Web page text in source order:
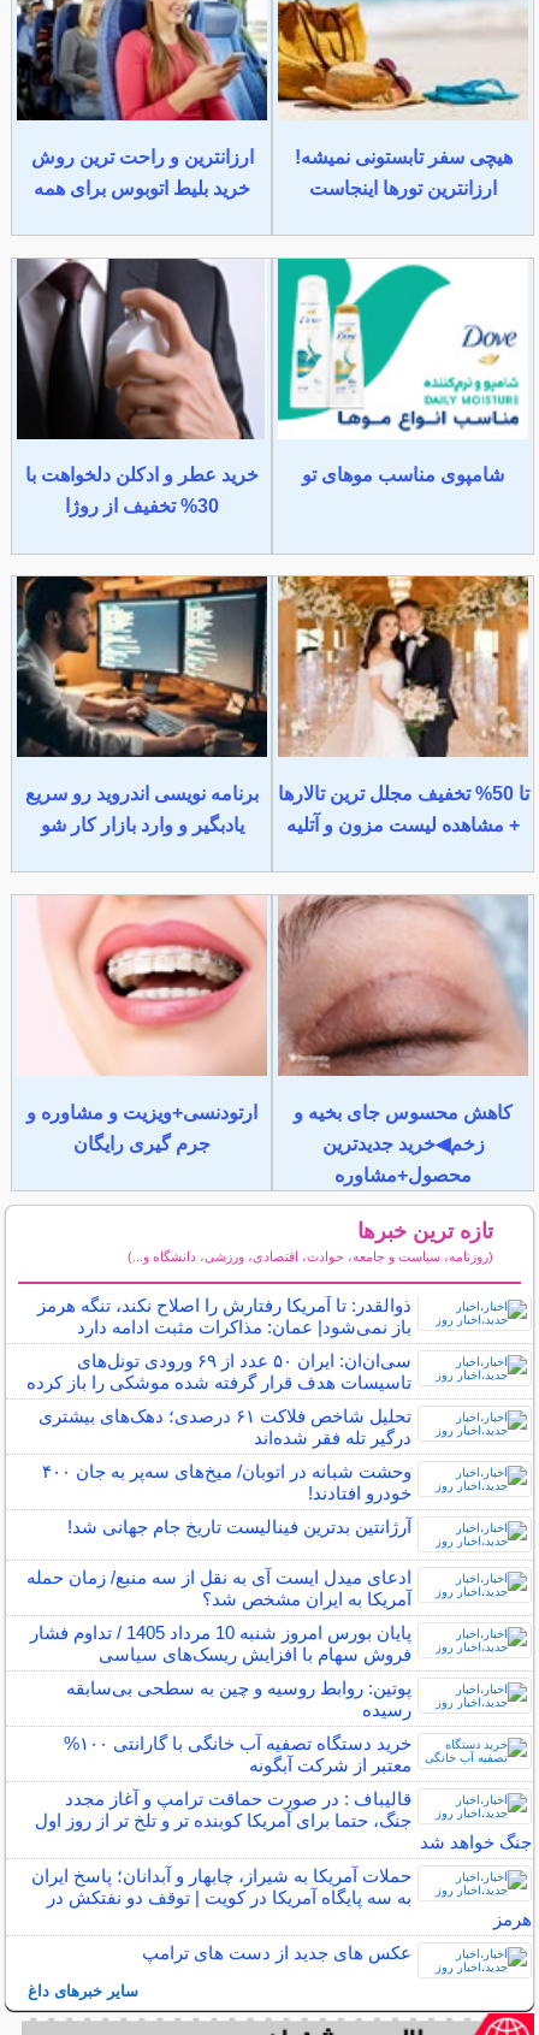
هیچی سفر تابستونی نمیشه!
ارزانترین تورها اینجاست
ارزانترین و راحت ترین روش
خرید بلیط اتوبوس برای همه
شامپوی مناسب موهای تو
خرید عطر و ادکلن دلخواهت با
30% تخفیف از روژا
تا 50% تخفیف مجلل ترین تالارها
+ مشاهده لیست مزون و آتلیه
برنامه نویسی اندروید رو سریع
یادبگیر و وارد بازار کار شو
کاهش محسوس جای بخیه و
زخم◀خرید جدیدترین
محصول+مشاوره
ارتودنسی+ویزیت و مشاوره و
جرم گیری رایگان
تازه ترین خبرها
(روزنامه، سیاست و جامعه، حوادث، اقتصادی، ورزشی، دانشگاه و...)
ذوالقدر: تا آمریکا رفتارش را اصلاح نکند، تنگه هرمز
باز نمی‌شود| عمان: مذاکرات مثبت ادامه دارد
سی‌ان‌ان: ایران ۵۰ عدد از ۶۹ ورودی تونل‌های
تاسیسات هدف قرار گرفته شده موشکی را باز کرده
تحلیل شاخص فلاکت ۶۱ درصدی؛ دهک‌های بیشتری
درگیر تله فقر شده‌اند
وحشت شبانه در اتوبان/ میخ‌های سه‌پر به جان ۴۰۰
خودرو افتادند!
آرژانتین بدترین فینالیست تاریخ جام جهانی شد!
ادعای میدل ایست آی به نقل از سه منبع/ زمان حمله
آمریکا به ایران مشخص شد؟
پایان بورس امروز شنبه 10 مرداد 1405 / تداوم فشار
فروش سهام با افزایش ریسک‌های سیاسی
پوتین: روابط روسیه و چین به سطحی بی‌سابقه
رسیده
خرید دستگاه تصفیه آب خانگی با گارانتی ۱۰۰%
معتبر از شرکت آبگونه
قالیباف : در صورت حماقت ترامپ و آغاز مجدد
جنگ، حتما برای آمریکا کوبنده تر و تلخ تر از روز اول
جنگ خواهد شد
حملات آمریکا به شیراز، چابهار و آبدانان؛ پاسخ ایران
به سه پایگاه آمریکا در کویت | توقف دو نفتکش در
هرمز
عکس های جدید از دست های ترامپ
سایر خبرهای داغ